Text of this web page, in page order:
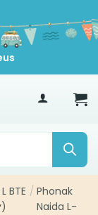
BTE / Phonak
Naida L-